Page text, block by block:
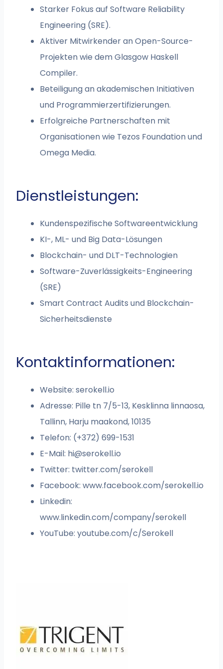
Starker Fokus auf Software Reliability
Engineering (SRE).
Aktiver Mitwirkender an Open-Source-
Projekten wie dem Glasgow Haskell
Compiler.
Beteiligung an akademischen Initiativen
und Programmierzertifizierungen.
Erfolgreiche Partnerschaften mit
Organisationen wie Tezos Foundation und
Omega Media.
Dienstleistungen:
Kundenspezifische Softwareentwicklung
KI-, ML- und Big Data-Lösungen
Blockchain- und DLT-Technologien
Software-Zuverlässigkeits-Engineering
(SRE)
Smart Contract Audits und Blockchain-
Sicherheitsdienste
Kontaktinformationen:
Website: serokell.io
Adresse: Pille tn 7/5-13, Kesklinna linnaosa,
Tallinn, Harju maakond, 10135
Telefon: (+372) 699-1531
E-Mail: hi@serokell.io
Twitter: twitter.com/serokell
Facebook: www.facebook.com/serokell.io
Linkedin:
www.linkedin.com/company/serokell
YouTube: youtube.com/c/Serokell